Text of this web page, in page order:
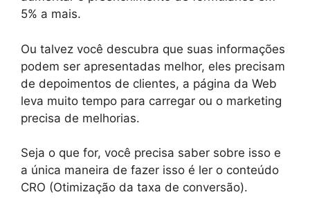
5% a mais.
Ou talvez você descubra que suas informações
podem ser apresentadas melhor, eles precisam
de depoimentos de clientes, a página da Web
leva muito tempo para carregar ou o marketing
precisa de melhorias.
Seja o que for, você precisa saber sobre isso e
a única maneira de fazer isso é ler o conteúdo
CRO (Otimização da taxa de conversão).